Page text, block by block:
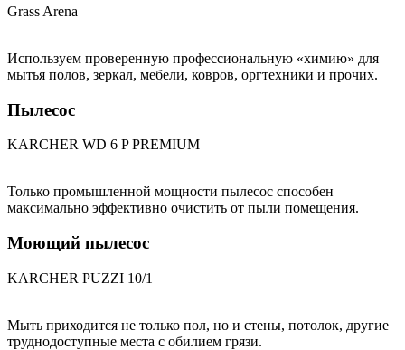
Grass Arena
Используем проверенную профессиональную «химию» для
мытья полов, зеркал, мебели, ковров, оргтехники и прочих.
Пылесос
KARCHER WD 6 P PREMIUM
Только промышленной мощности пылесос способен
максимально эффективно очистить от пыли помещения.
Моющий пылесос
KARCHER PUZZI 10/1
Мыть приходится не только пол, но и стены, потолок, другие
труднодоступные места с обилием грязи.